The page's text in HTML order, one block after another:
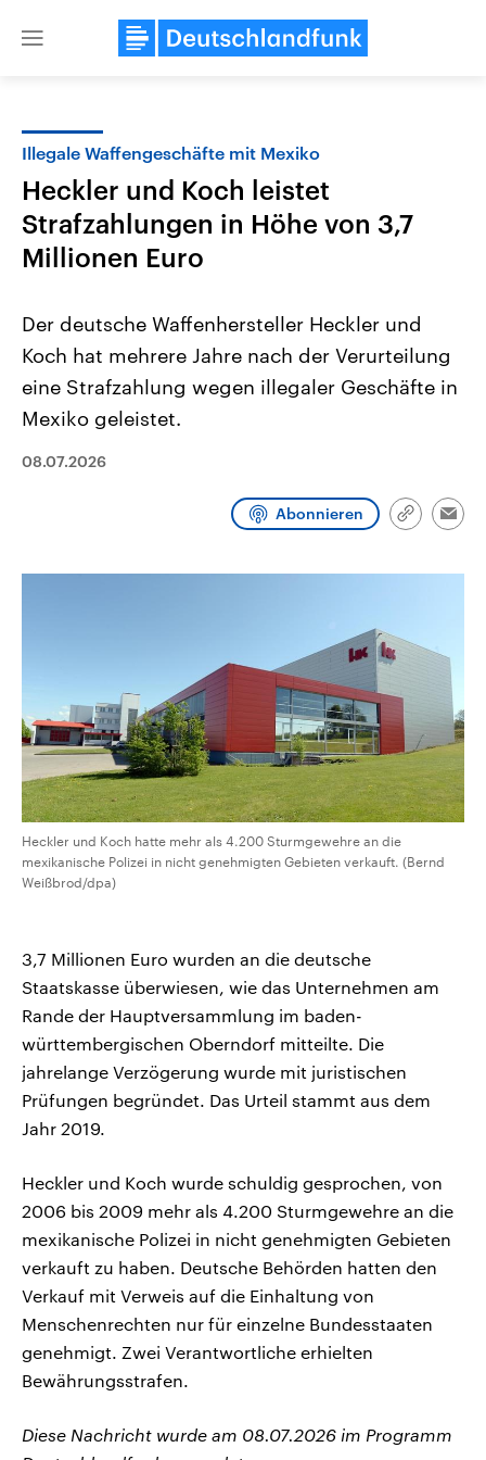
Close
USA
Aktuelle Beiträge, Analysen und
Hintergründe
Wirtschaftlich und militärisch
den mächtigsten Ländern der Erde,
Nahostkonflikt
Aktuelle Lage und
Diese wird wie die
Libanon vom Iran
Illegale Waffengeschäfte mit Mexiko
Heckler und Koch leistet
Strafzahlungen in Höhe von 3,7
Millionen Euro
Der deutsche Waffenhersteller Heckler und
Koch hat mehrere Jahre nach der Verurteilung
eine Strafzahlung wegen illegaler Geschäfte in
Mexiko geleistet.
08.07.2026
Abonnieren
Link
Heckler und Koch hatte mehr als 4.200 Sturmgewehre an die
mexikanische Polizei in nicht genehmigten Gebieten verkauft. (Bernd
Weißbrod/dpa)
3,7 Millionen Euro wurden an die deutsche
Staatskasse überwiesen, wie das Unternehmen am
Rande der Hauptversammlung im baden-
württembergischen Oberndorf mitteilte. Die
jahrelange Verzögerung wurde mit juristischen
Prüfungen begründet. Das Urteil stammt aus dem
Jahr 2019.
Heckler und Koch wurde schuldig gesprochen, von
2006 bis 2009 mehr als 4.200 Sturmgewehre an die
mexikanische Polizei in nicht genehmigten Gebieten
verkauft zu haben. Deutsche Behörden hatten den
Verkauf mit Verweis auf die Einhaltung von
Menschenrechten nur für einzelne Bundesstaaten
genehmigt. Zwei Verantwortliche erhielten
Bewährungsstrafen.
Diese Nachricht wurde am 08.07.2026 im Programm